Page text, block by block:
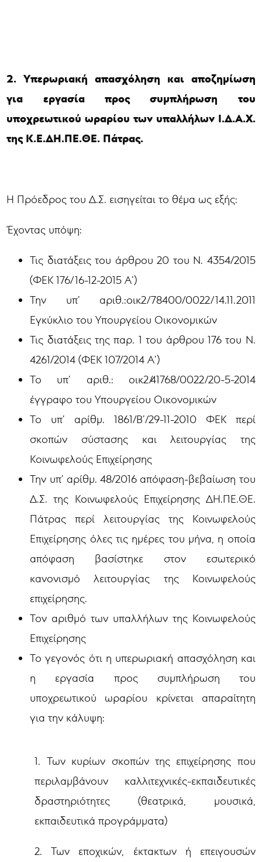
2. Υπερωριακή απασχόληση και αποζημίωση
για εργασία προς συμπλήρωση του
υποχρεωτικού ωραρίου των υπαλλήλων Ι.Δ.Α.Χ.
της Κ.Ε.ΔΗ.ΠΕ.ΘΕ. Πάτρας.
Η Πρόεδρος του Δ.Σ. εισηγείται το θέμα ως εξής:
Έχοντας υπόψη:
Τις διατάξεις του άρθρου 20 του Ν. 4354/2015
(ΦΕΚ 176/16-12-2015 Α’)
Την υπ’ αριθ.:οικ2/78400/0022/14.11.2011
Εγκύκλιο του Υπουργείου Οικονομικών
Τις διατάξεις της παρ. 1 του άρθρου 176 του Ν.
4261/2014 (ΦΕΚ 107/2014 Α’)
Το υπ’ αριθ.: οικ2/41768/0022/20-5-2014
έγγραφο του Υπουργείου Οικονομικών
Το υπ’ αρίθμ. 1861/Β’/29-11-2010 ΦΕΚ περί
σκοπών σύστασης και λειτουργίας της
Κοινωφελούς Επιχείρησης
Την υπ’ αρίθμ. 48/2016 απόφαση-βεβαίωση του
Δ.Σ. της Κοινωφελούς Επιχείρησης ΔΗ.ΠΕ.ΘΕ.
Πάτρας περί λειτουργίας της Κοινωφελούς
Επιχείρησης όλες τις ημέρες του μήνα, η οποία
απόφαση βασίστηκε στον εσωτερικό
κανονισμό λειτουργίας της Κοινωφελούς
επιχείρησης.
Τον αριθμό των υπαλλήλων της Κοινωφελούς
Επιχείρησης
Το γεγονός ότι η υπερωριακή απασχόληση και
η εργασία προς συμπλήρωση του
υποχρεωτικού ωραρίου κρίνεται απαραίτητη
για την κάλυψη:
1. Των κυρίων σκοπών της επιχείρησης που
περιλαμβάνουν καλλιτεχνικές-εκπαιδευτικές
δραστηριότητες (θεατρικά, μουσικά,
εκπαιδευτικά προγράμματα)
2. Των εποχικών, έκτακτων ή επειγουσών